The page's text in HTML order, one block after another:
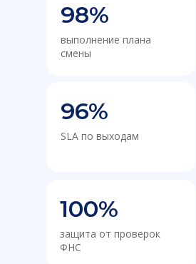
98%
выполнение плана
смены
96%
SLA по выходам
100%
защита от проверок
ФНС